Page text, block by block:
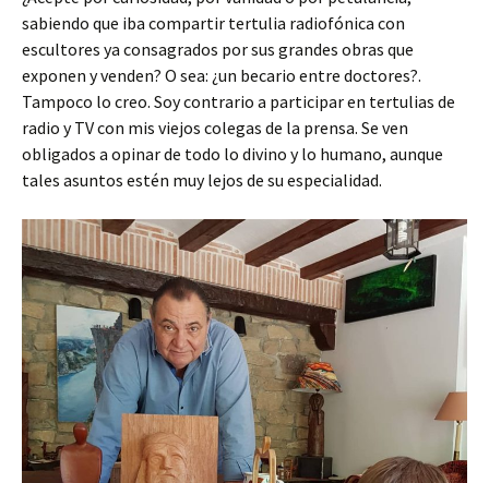
sabiendo que iba compartir tertulia radiofónica con
escultores ya consagrados por sus grandes obras que
exponen y venden? O sea: ¿un becario entre doctores?.
Tampoco lo creo. Soy contrario a participar en tertulias de
radio y TV con mis viejos colegas de la prensa. Se ven
obligados a opinar de todo lo divino y lo humano, aunque
tales asuntos estén muy lejos de su especialidad.